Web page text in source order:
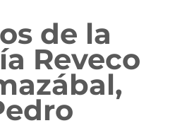
de la
Reveco